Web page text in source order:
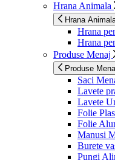
Hrana Animala
Hrana
Hrana
Hrana
Produse Menaj
Produse
Saci
Lavete
Lavete
Folie
Folie
Manusi
Burete
Pungi